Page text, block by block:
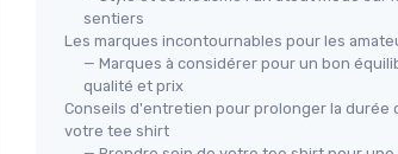
sentiers
Les marques incontournables pour les
— Marques à considérer pour un bon
qualité et prix
Conseils d'entretien pour prolonger la durée
votre tee shirt